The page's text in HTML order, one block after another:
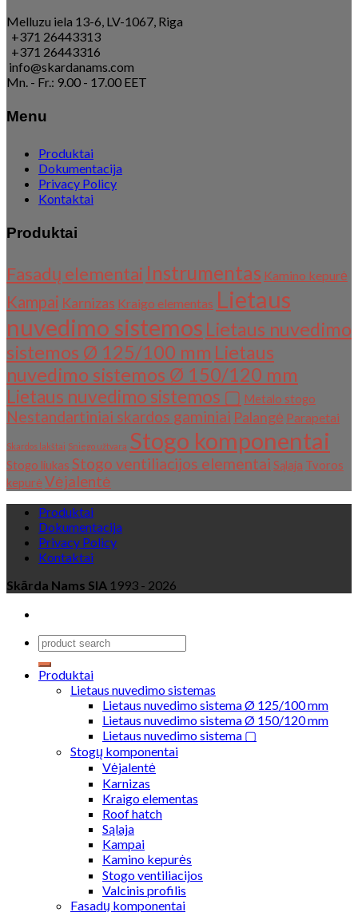
Melluzu iela 13-6, LV-1067, Riga
+371 26443313
+371 26443316
info@skardanams.com
Mn. - Fr.: 9.00 - 17.00 EET
Menu
Produktai
Dokumentacija
Privacy Policy
Kontaktai
Produktai
Fasadų elementai Instrumentas Kamino kepurė
Kampai Karnizas Kraigo elementas Lietaus
nuvedimo sistemos Lietaus nuvedimo
sistemos Ø 125/100 mm Lietaus
nuvedimo sistemos Ø 150/120 mm
Lietaus nuvedimo sistemos ▢ Metalo stogo
Nestandartiniai skardos gaminiai Palangė Parapetai
Skardos lakštai Sniego užtvara Stogo komponentai
Stogo liukas Stogo ventiliacijos elementai Sąlaja Tvoros
kepurėVėjalentė
Produktai
Dokumentacija
Privacy Policy
Kontaktai
Skārda Nams SIA 1993 - 2026
Produktai
Lietaus nuvedimo sistemas
Lietaus nuvedimo sistema Ø 125/100 mm
Lietaus nuvedimo sistema Ø 150/120 mm
Lietaus nuvedimo sistema ▢
Stogų komponentai
Vėjalentė
Karnizas
Kraigo elementas
Roof hatch
Sąlaja
Kampai
Kamino kepurės
Stogo ventiliacijos
Valcinis profilis
Fasadų komponentai